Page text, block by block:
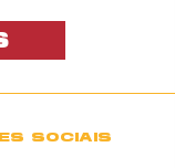
SOCIAIS